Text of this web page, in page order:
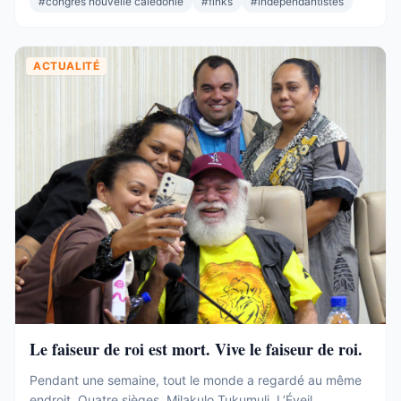
ACTUALITÉ
Le faiseur de roi est mort. Vive le faiseur de roi.
Pendant une semaine, tout le monde a regardé au même